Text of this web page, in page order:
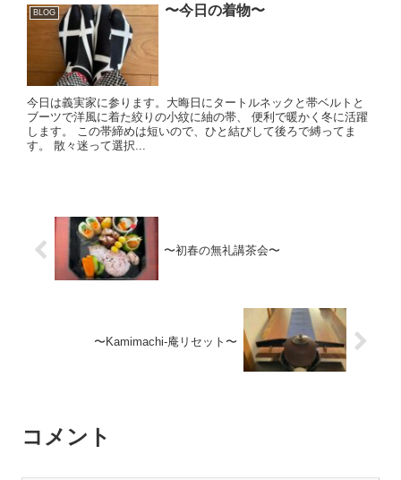
BLOG 〜今日の着物〜
今日は義実家に参ります。大晦日にタートルネックと帯ベルトと
ブーツで洋風に着た絞りの小紋に紬の帯、 便利で暖かく冬に活躍
します。 この帯締めは短いので、ひと結びして後ろで縛ってま
す。 散々迷って選択...
〜初春の無礼講茶会〜
〜Kamimachi-庵リセット〜
コメント